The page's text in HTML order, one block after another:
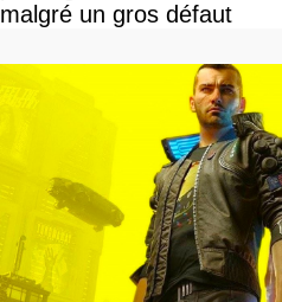
malgré un gros défaut